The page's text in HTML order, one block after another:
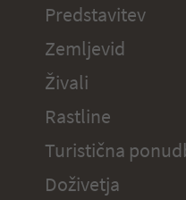
Predstavitev
Zemljevid
Živali
Rastline
Turistična
Doživetja